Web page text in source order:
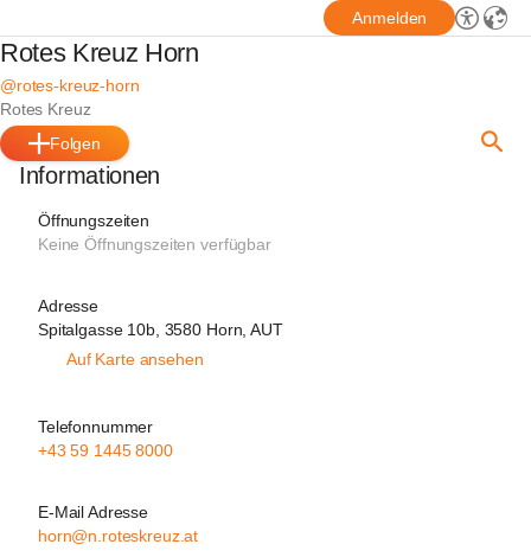
Anmelden
Rotes Kreuz Horn
@rotes-kreuz-horn
Rotes Kreuz
Folgen
Informationen
Öffnungszeiten
Keine Öffnungszeiten verfügbar
Adresse
Spitalgasse 10b, 3580 Horn, AUT
Auf Karte ansehen
Telefonnummer
+43 59 1445 8000
E-Mail Adresse
horn@n.roteskreuz.at